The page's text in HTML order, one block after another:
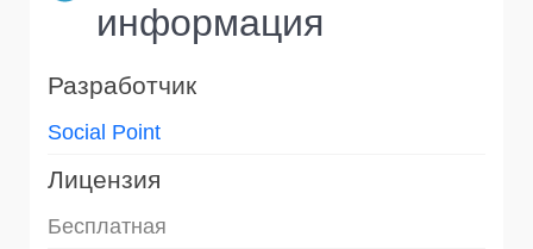
информация
Разработчик
Social Point
Лицензия
Бесплатная